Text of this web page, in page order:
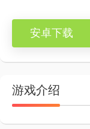
安卓下载
游戏介绍